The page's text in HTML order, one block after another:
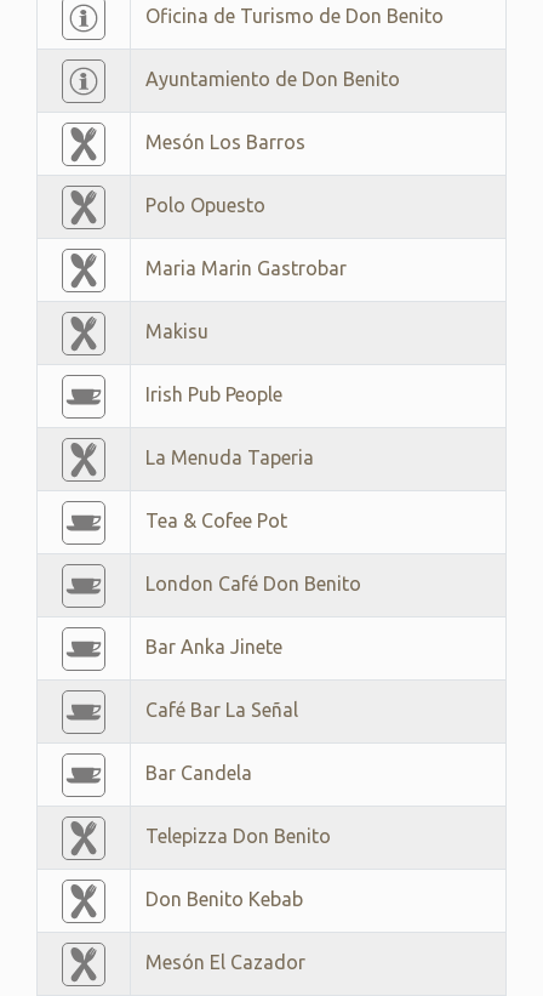
Oficina de Turismo de Don Benito
Ayuntamiento de Don Benito
Mesón Los Barros
Polo Opuesto
Maria Marin Gastrobar
Makisu
Irish Pub People
La Menuda Taperia
Tea & Cofee Pot
London Café Don Benito
Bar Anka Jinete
Café Bar La Señal
Bar Candela
Telepizza Don Benito
Don Benito Kebab
Mesón El Cazador